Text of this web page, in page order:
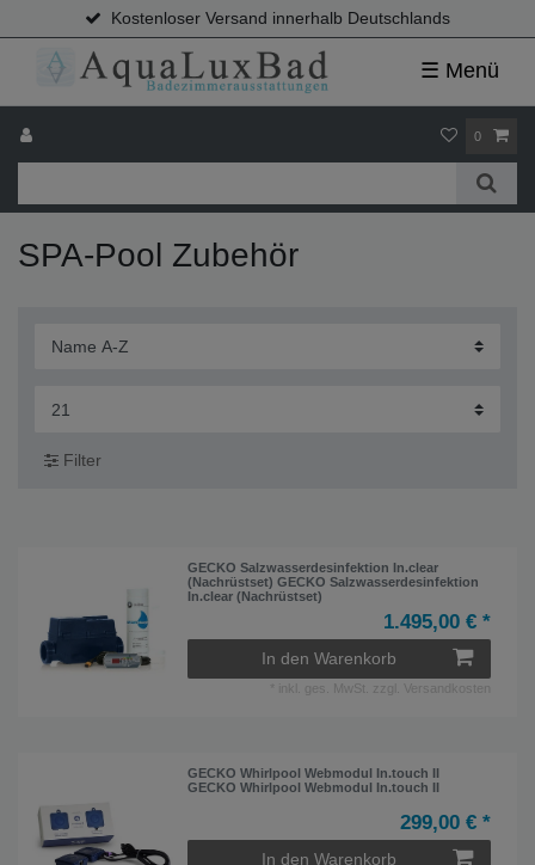
Kostenloser Versand innerhalb Deutschlands
☰ Menü
0
SPA-Pool Zubehör
Filter
GECKO Salzwasserdesinfektion In.clear
(Nachrüstset) GECKO Salzwasserdesinfektion
In.clear (Nachrüstset)
1.495,00 € *
In den Warenkorb
inkl. ges. MwSt. zzgl. Versandkosten
GECKO Whirlpool Webmodul In.touch II
GECKO Whirlpool Webmodul In.touch II
299,00 € *
In den Warenkorb